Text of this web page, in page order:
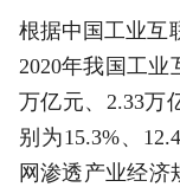
根据中国工业互
2020年我国工业
万亿元、2.33万
别为15.3%、
网渗透产业经济